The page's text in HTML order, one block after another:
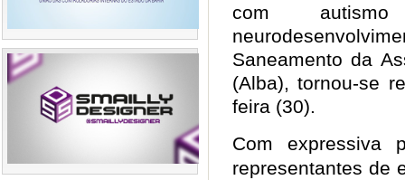
com
Saneamento da
(Alba), tornou-se
feira (30).
Com expressiva
representantes de